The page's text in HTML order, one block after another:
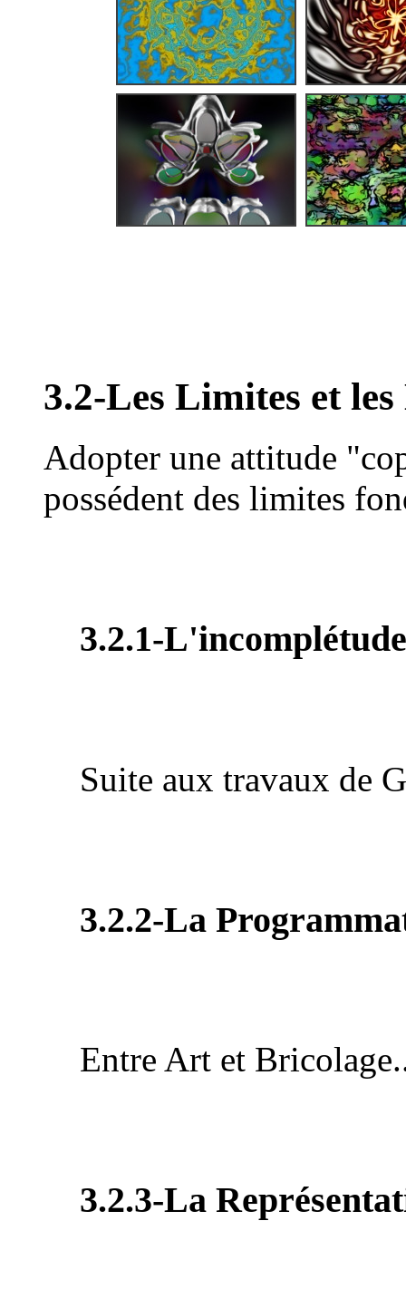
3.2-Les Limites et
Adopter une attitude
possédent des limites
3.2.1-
Suite aux travaux de
3.2.2-La
Entre Art et
3.2.3-La